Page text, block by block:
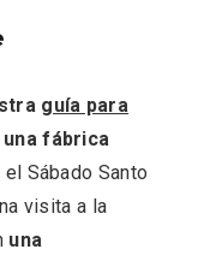
guía para
una fábrica
Sábado Santo
visita a la
una